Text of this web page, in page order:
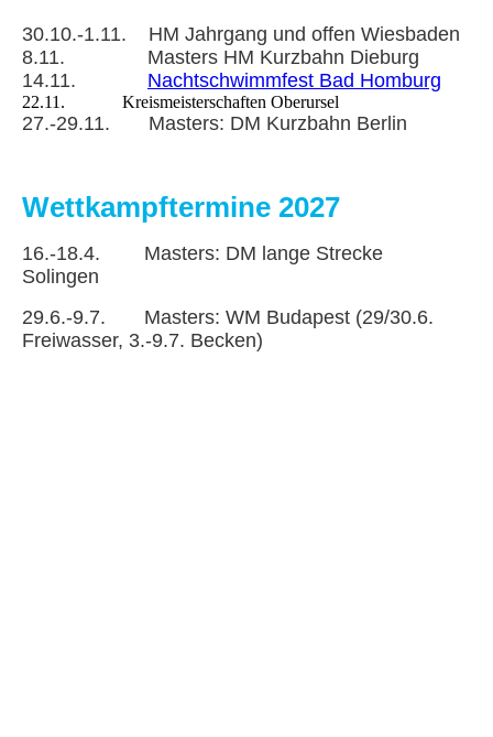
30.10.-1.11. HM Jahrgang und offen Wiesbaden
8.11. Masters HM Kurzbahn Dieburg
14.11. Nachtschwimmfest Bad Homburg
22.11. Kreismeisterschaften Oberursel
27.-29.11. Masters: DM Kurzbahn Berlin
Wettkampftermine 2027
16.-18.4. Masters: DM lange Strecke
Solingen
29.6.-9.7. Masters: WM Budapest (29/30.6.
Freiwasser, 3.-9.7. Becken)